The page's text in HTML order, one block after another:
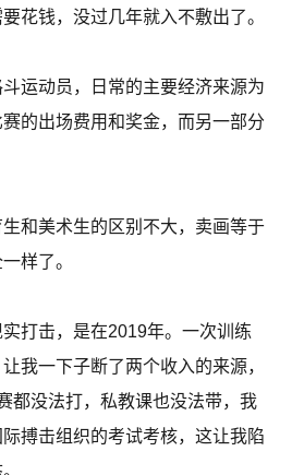
花钱，没过几年就入不敷出了。
运动员，日常的主要经济来源为
的出场费用和奖金，而另一部分
和美术生的区别不大，卖画等于
样了。
打击，是在2019年。一次训练
我一下子断了两个收入的来源，
都没法打，私教课也没法带，我
搏击组织的考试考核，这让我陷